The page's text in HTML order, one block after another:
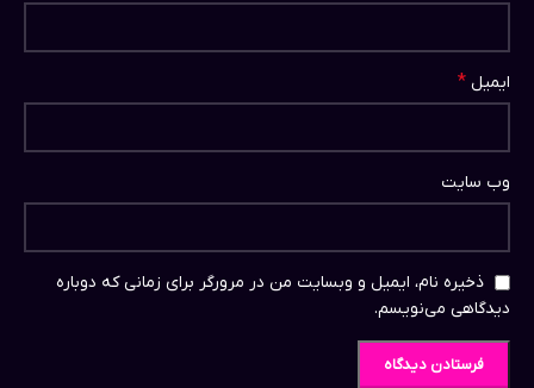
ایمیل *
وب‌ سایت
ذخیره نام، ایمیل و وبسایت من در مرورگر برای زمانی که دوباره
دیدگاهی می‌نویسم.